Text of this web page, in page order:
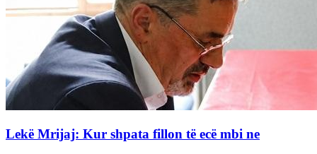
Lekë Mrijaj: Kur shpata fillon të ecë mbi ne